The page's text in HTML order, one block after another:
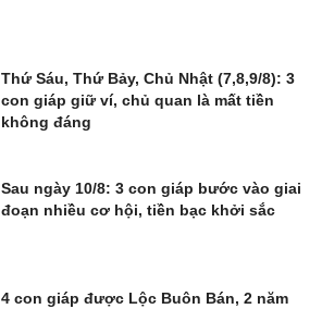
Thứ Sáu, Thứ Bảy, Chủ Nhật (7,8,9/8): 3
con giáp giữ ví, chủ quan là mất tiền
không đáng
Sau ngày 10/8: 3 con giáp bước vào giai
đoạn nhiều cơ hội, tiền bạc khởi sắc
4 con giáp được Lộc Buôn Bán, 2 năm